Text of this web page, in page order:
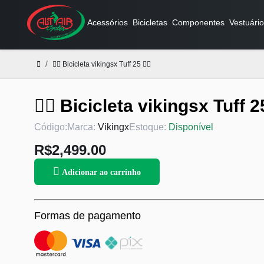
Acessórios Bicicletas Componentes Vestuário
🚴‍♀️ Bicicleta vikingsx Tuff 25 🚴‍♂️
🚴‍♀️ Bicicleta vikingsx Tuff
Código:Marca: VikingxEstoque: Disponível
R$2,499.00
Adicionar ao carrinho
Formas de pagamento